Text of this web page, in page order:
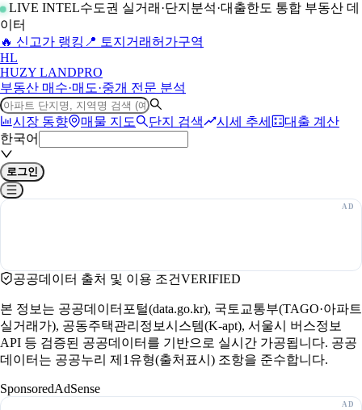
LIVE INTEL수도권 실거래·단지분석·대출한도 통합 부동산 데
이터
🔥 신고가 랭킹 📍 토지거래허가구역
HL
HUZY LANDPRO
부동산 매수·매도·중개 전문 분석
시장 동향 매물 지도 단지 검색 시세 추세
대출 계산
한국어
로그인
공공데이터 출처 및 이용 조건VERIFIED
본 정보는 공공데이터포털(data.go.kr), 국토교통부(TAGO·아파트
실거래가), 공동주택관리정보시스템(K-apt), 서울시 버스정보
API 등 검증된 공공데이터를 기반으로 실시간 가공됩니다. 공공
데이터는 공공누리 제1유형(출처표시) 조항을 준수합니다.
SponsoredAdSense